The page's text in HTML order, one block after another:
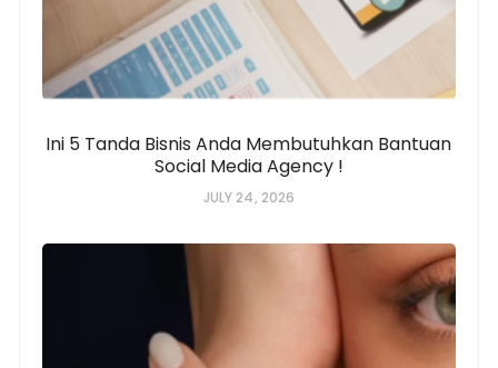
Ini 5 Tanda Bisnis Anda Membutuhkan Bantuan
Social Media Agency !
JULY 24, 2026